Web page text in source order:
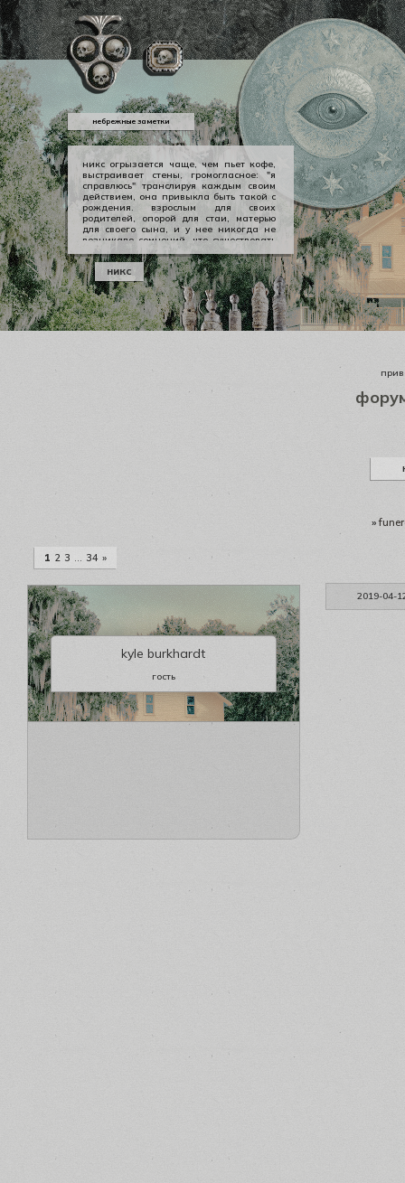
никс огрызается чаще, чем пьет кофе,
выстраивает стены, громогласное: "я
справлюсь" транслируя каждым своим
действием, она привыкла быть такой с
рождения. взрослым для своих
родителей, опорой для стаи, матерью
для своего сына, и у нее никогда не
возникало сомнений, что существовать
можно в принципе своем как-то иначе.
у никс опора — она сама, даже если
уже давно изломанная, совершенно
ненадежная, но помощи она просит
тогда, когда не остается уже выбора.
никс
небрежные заметки
»
1 2 3 … 34 »
2019-04-
kyle burkhardt
гость